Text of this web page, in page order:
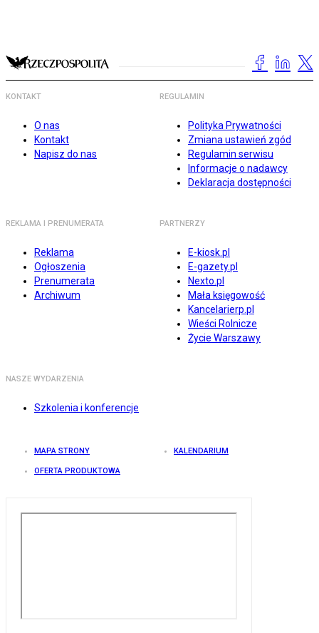
KONTAKT
O nas
Kontakt
Napisz do nas
REGULAMIN
Polityka Prywatności
Zmiana ustawień zgód
Regulamin serwisu
Informacje o nadawcy
Deklaracja dostępności
REKLAMA I PRENUMERATA
Reklama
Ogłoszenia
Prenumerata
Archiwum
PARTNERZY
E-kiosk.pl
E-gazety.pl
Nexto.pl
Mała księgowość
Kancelarierp.pl
Wieści Rolnicze
Życie Warszawy
NASZE WYDARZENIA
Szkolenia i konferencje
MAPA STRONY KALENDARIUM
OFERTA PRODUKTOWA